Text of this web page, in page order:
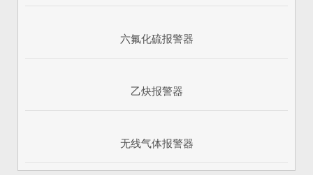
六氟化硫报警器
乙炔报警器
无线气体报警器